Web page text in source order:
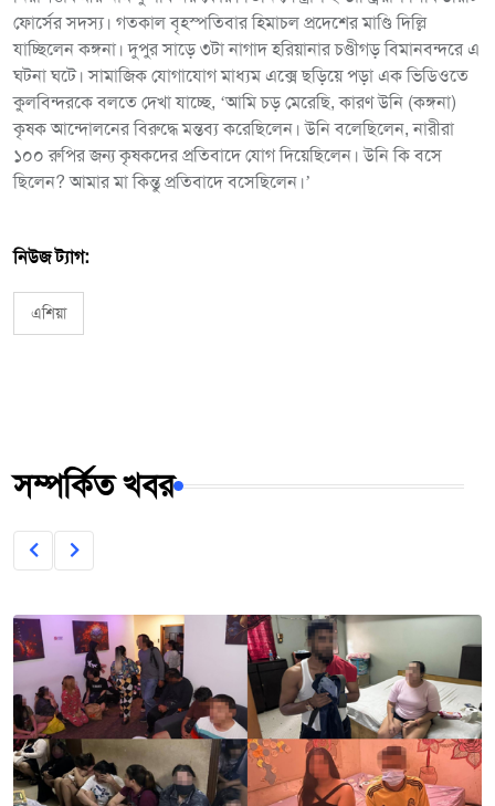
ফোর্সের সদস্য। গতকাল বৃহস্পতিবার হিমাচল প্রদেশের মাণ্ডি দিল্লি
যাচ্ছিলেন কঙ্গনা। দুপুর সাড়ে ৩টা নাগাদ হরিয়ানার চণ্ডীগড় বিমানবন্দরে এ
ঘটনা ঘটে। সামাজিক যোগাযোগ মাধ্যম এক্সে ছড়িয়ে পড়া এক ভিডিওতে
কুলবিন্দরকে বলতে দেখা যাচ্ছে, ‘আমি চড় মেরেছি, কারণ উনি (কঙ্গনা)
কৃষক আন্দোলনের বিরুদ্ধে মন্তব্য করেছিলেন। উনি বলেছিলেন, নারীরা
১০০ রুপির জন্য কৃষকদের প্রতিবাদে যোগ দিয়েছিলেন। উনি কি বসে
ছিলেন? আমার মা কিন্তু প্রতিবাদে বসেছিলেন।’
নিউজ ট্যাগ:
এশিয়া
সম্পর্কিত খবর